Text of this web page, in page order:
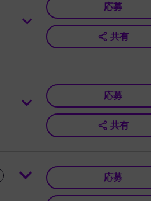
応募
共有
応募
共有
応募